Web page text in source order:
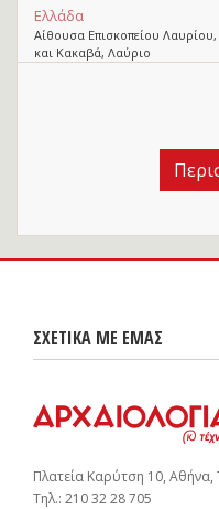
Ελλάδα
Αίθουσα Επισκοπείου
και Κακαβά, Λαύριο
ΣΧΕΤΙΚΑ ΜΕ ΕΜΑΣ
Πλατεία Καρύτση 10, Αθήνα,
Tηλ.: 210 32 28 705